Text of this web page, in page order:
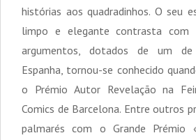
histórias aos quadradinhos. O seu
limpo e elegante contrasta com
argumentos, dotados de um
Espanha, tornou-se conhecido
o Prémio Autor Revelação na
Comics de Barcelona. Entre outros
palmarés com o Grande Prémio